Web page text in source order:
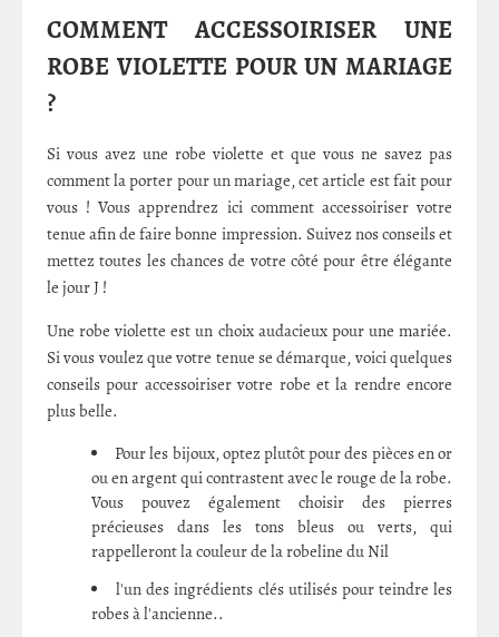
COMMENT ACCESSOIRISER UNE
ROBE VIOLETTE POUR UN MARIAGE
?
Si vous avez une robe violette et que vous ne savez pas
comment la porter pour un mariage, cet article est fait pour
vous ! Vous apprendrez ici comment accessoiriser votre
tenue afin de faire bonne impression. Suivez nos conseils et
mettez toutes les chances de votre côté pour être élégante
le jour J !
Une robe violette est un choix audacieux pour une mariée.
Si vous voulez que votre tenue se démarque, voici quelques
conseils pour accessoiriser votre robe et la rendre encore
plus belle.
Pour les bijoux, optez plutôt pour des pièces en or
ou en argent qui contrastent avec le rouge de la robe.
Vous pouvez également choisir des pierres
précieuses dans les tons bleus ou verts, qui
rappelleront la couleur de la robeline du Nil
l'un des ingrédients clés utilisés pour teindre les
robes à l'ancienne..